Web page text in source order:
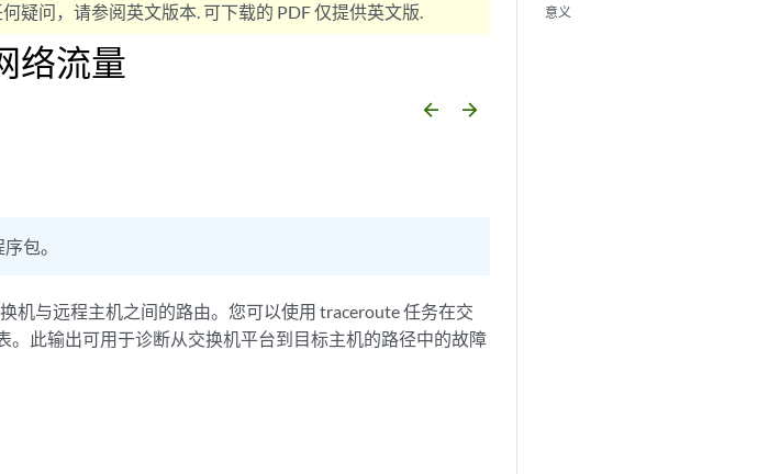
意义
疑问，请参阅英文版本. 可下载的 PDF 仅提供英文版.
络流量
arrow_backward arrow_forward
包。
机与远程主机之间的路由。您可以使用 traceroute 任务在交
。此输出可用于诊断从交换机平台到目标主机的路径中的故障